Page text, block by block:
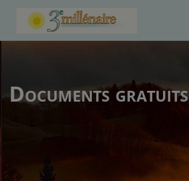
Documents gratuits